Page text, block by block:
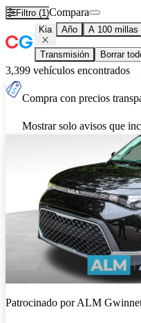
Filtro (1)Compara
Kia Año A 100 millas
Transmisión Borrar
3,399 vehículos encontrados
Compra con precios
Mostrar solo avisos que
Patrocinado porALM